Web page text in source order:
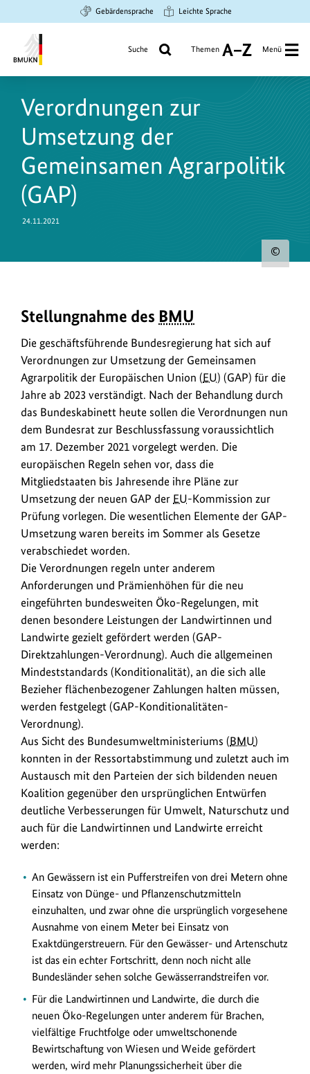
Hauptinhalt
springen
Suche
springen
Hauptnavigation
springen
Gebärdensprache Leichte Sprache
Umwelt,
Naturschutz
und
nukleare
Sicherheit
Suche Themen
A
Z
Menü
Verordnungen zur
Umsetzung der
Gemeinsamen Agrarpolitik
(GAP)
24.11.2021
Die
geschäftsführende
Bundesregierung
hat
sich
auf
Verordnungen
zur
Umsetzung
der
Gemeinsamen
Agrarpolitik
der
EU
(GAP)
für
die
Jahre
ab
verständigt.
Stellungnahme des BMU
Die geschäftsführende Bundesregierung hat sich auf
Verordnungen zur Umsetzung der Gemeinsamen
Agrarpolitik der Europäischen Union (EU) (GAP) für die
Jahre ab 2023 verständigt. Nach der Behandlung durch
das Bundeskabinett heute sollen die Verordnungen nun
dem Bundesrat zur Beschlussfassung voraussichtlich
am 17. Dezember 2021 vorgelegt werden. Die
europäischen Regeln sehen vor, dass die
Mitgliedstaaten bis Jahresende ihre Pläne zur
Umsetzung der neuen GAP der EU-Kommission zur
Prüfung vorlegen. Die wesentlichen Elemente der GAP-
Umsetzung waren bereits im Sommer als Gesetze
verabschiedet worden.
Die Verordnungen regeln unter anderem
Anforderungen und Prämienhöhen für die neu
eingeführten bundesweiten Öko-Regelungen, mit
denen besondere Leistungen der Landwirtinnen und
Landwirte gezielt gefördert werden (GAP-
Direktzahlungen-Verordnung). Auch die allgemeinen
Mindeststandards (Konditionalität), an die sich alle
Bezieher flächenbezogener Zahlungen halten müssen,
werden festgelegt (GAP-Konditionalitäten-
Verordnung).
Aus Sicht des Bundesumweltministeriums (BMU)
konnten in der Ressortabstimmung und zuletzt auch im
Austausch mit den Parteien der sich bildenden neuen
Koalition gegenüber den ursprünglichen Entwürfen
deutliche Verbesserungen für Umwelt, Naturschutz und
auch für die Landwirtinnen und Landwirte erreicht
werden:
An Gewässern ist ein Pufferstreifen von drei Metern ohne
Einsatz von Dünge- und Pflanzenschutzmitteln
einzuhalten, und zwar ohne die ursprünglich vorgesehene
Ausnahme von einem Meter bei Einsatz von
Exaktdüngerstreuern. Für den Gewässer- und Artenschutz
ist das ein echter Fortschritt, denn noch nicht alle
Bundesländer sehen solche Gewässerrandstreifen vor.
Für die Landwirtinnen und Landwirte, die durch die
neuen Öko-Regelungen unter anderem für Brachen,
vielfältige Fruchtfolge oder umweltschonende
Bewirtschaftung von Wiesen und Weide gefördert
werden, wird mehr Planungssicherheit über die